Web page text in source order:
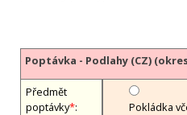
Poptávka - Podlahy (CZ)
Předmět
poptávky*: Pokládka